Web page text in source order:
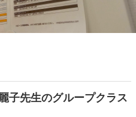
子先生のグループクラス